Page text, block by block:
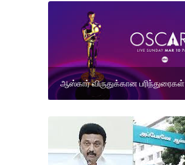
ஆஸ்கார் விருதுக்கான பரிந்துரைகள்